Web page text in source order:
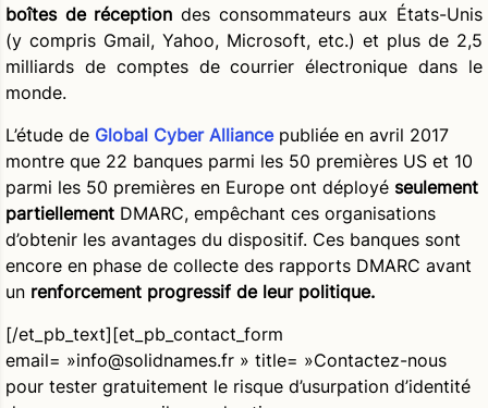
boîtes de réception des consommateurs aux États-Unis
(y compris Gmail, Yahoo, Microsoft, etc.) et plus de 2,5
milliards de comptes de courrier électronique dans le
monde.
L’étude de Global Cyber Alliancepubliée en avril 2017
montre que 22 banques parmi les 50 premières US et 10
parmi les 50 premières en Europe ont déployé seulement
partiellement DMARC, empêchant ces organisations
d’obtenir les avantages du dispositif. Ces banques sont
encore en phase de collecte des rapports DMARC avant
un renforcement progressif de leur politique.
[/et_pb_text][et_pb_contact_form
email= »info@solidnames.fr » title= »Contactez-nous
pour tester gratuitement le risque d’usurpation d’identité